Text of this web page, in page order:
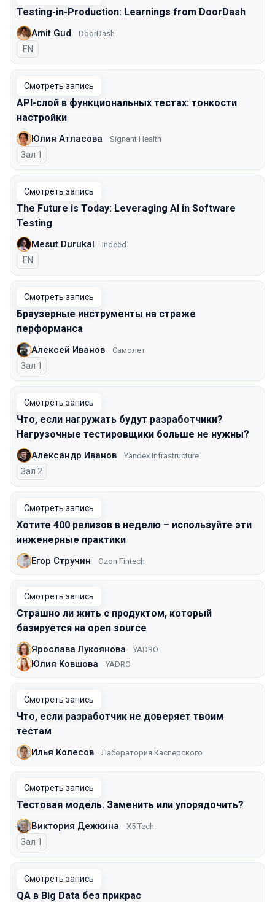
Testing-in-Production: Learnings from DoorDash
Amit Gud DoorDash
На английском языке
EN
Смотреть запись
API-слой в функциональных тестах: тонкости
настройки
Юлия Атласова Signant Health
Зал 1
Смотреть запись
The Future is Today: Leveraging AI in Software
Testing
Mesut Durukal Indeed
На английском языке
EN
Смотреть запись
Браузерные инструменты на страже
перформанса
Алексей Иванов Самолет
Зал 1
Смотреть запись
Что, если нагружать будут разработчики?
Нагрузочные тестировщики больше не нужны?
Александр Иванов Yandex Infrastructure
Зал 2
Смотреть запись
Хотите 400 релизов в неделю – используйте эти
инженерные практики
Егор Стручин Ozon Fintech
Смотреть запись
Страшно ли жить с продуктом, который
базируется на open source
Ярослава Лукоянова YADRO
Юлия Ковшова YADRO
Смотреть запись
Что, если разработчик не доверяет твоим
тестам
Илья Колесов Лаборатория Касперского
Смотреть запись
Тестовая модель. Заменить или упорядочить?
Виктория Дежкина X5 Tech
Зал 1
Смотреть запись
QA в Big Data без прикрас